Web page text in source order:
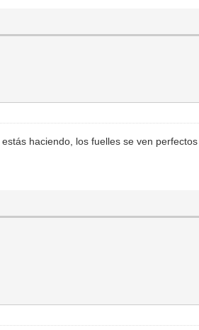
haciendo, los fuelles se ven